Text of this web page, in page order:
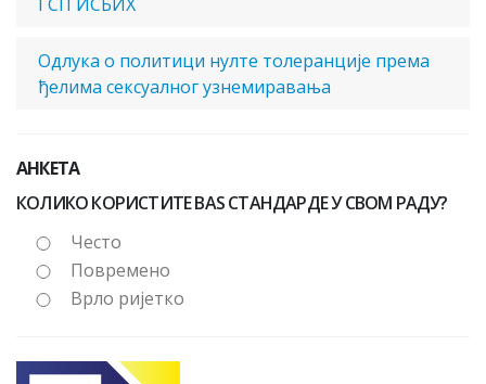
Одлука о политици нулте толеранције према
ђелима сексуалног узнемиравања
АНКЕТА
КОЛИКО КОРИСТИТЕ BAS СТАНДАРДЕ У СВОМ РАДУ?
Често
Повремено
Врло ријетко